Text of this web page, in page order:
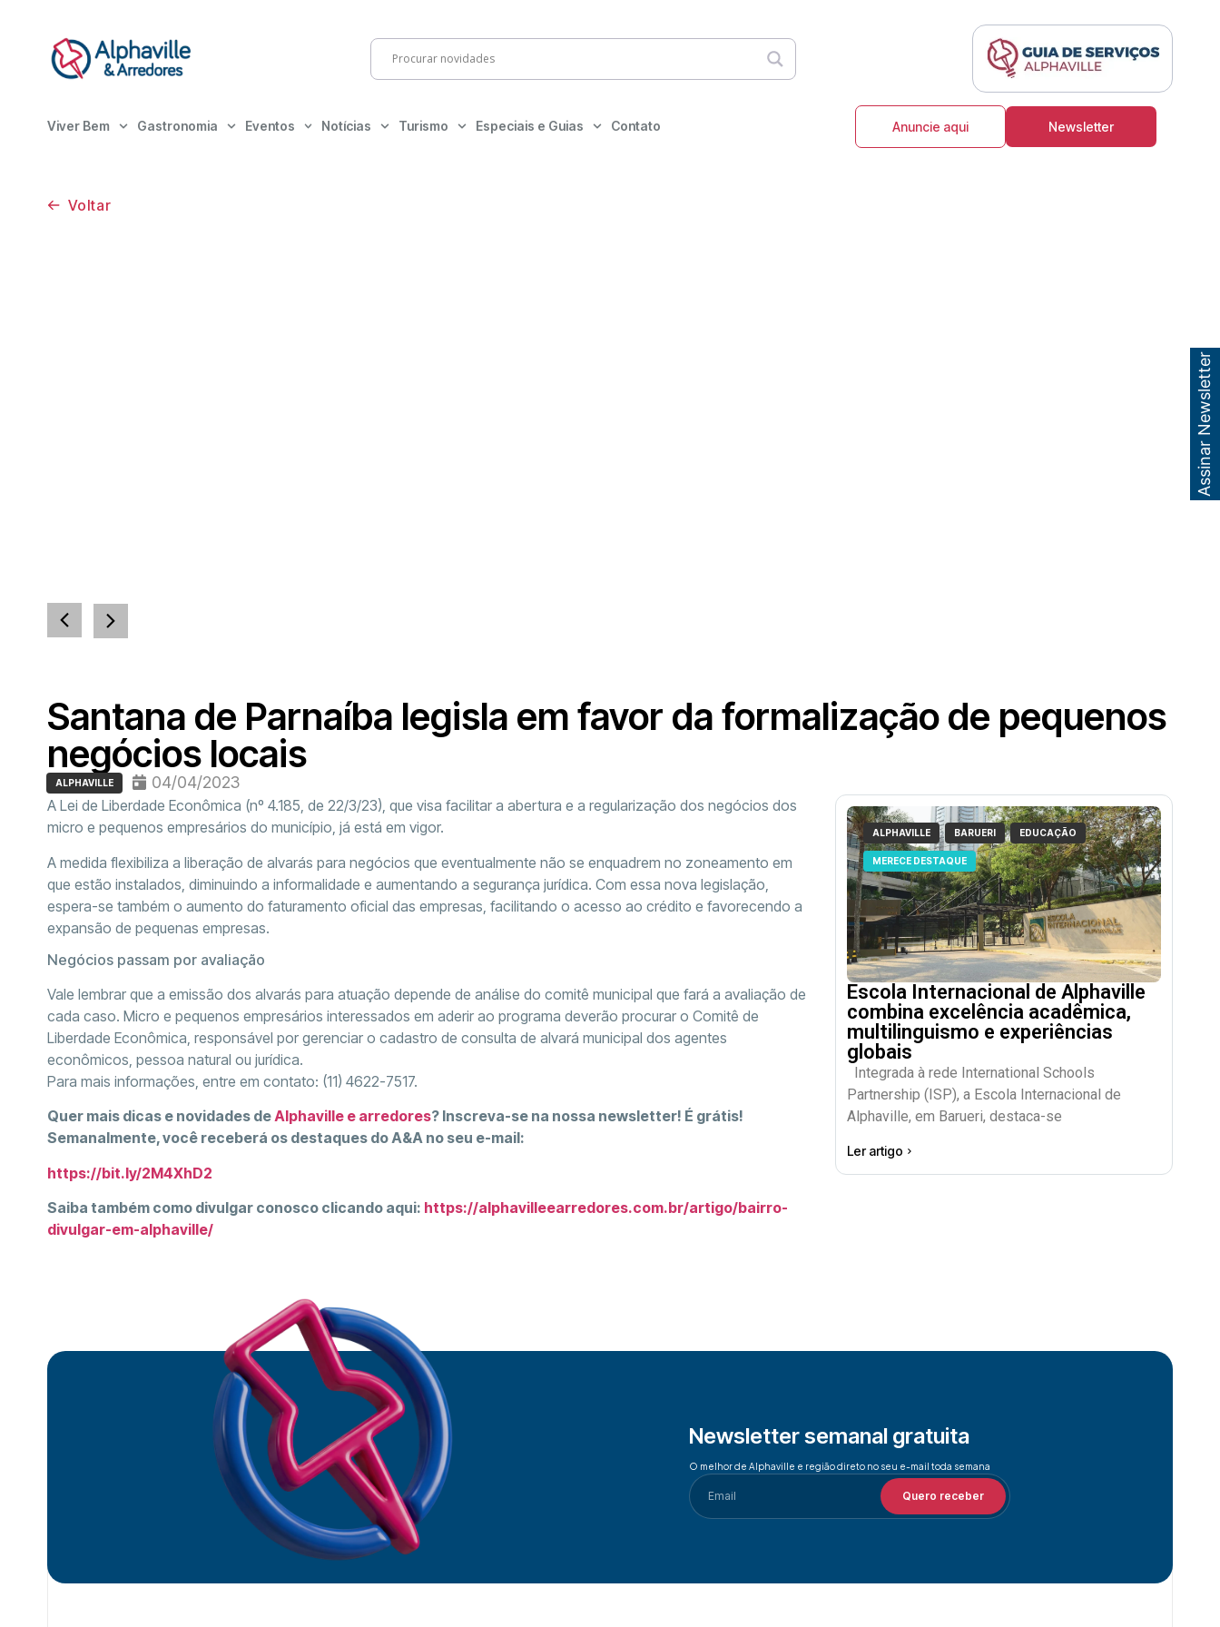
Viver Bem Gastronomia Eventos Notícias Turismo Especiais e Guias Contato Anuncie aqui Newsletter
Voltar
Santana de Parnaíba legisla em favor da formalização de pequenos
negócios locais
ALPHAVILLE 04/04/2023
A Lei de Liberdade Econômica (nº 4.185, de 22/3/23), que visa facilitar a abertura e a regularização dos negócios dos
micro e pequenos empresários do município, já está em vigor.
A medida flexibiliza a liberação de alvarás para negócios que eventualmente não se enquadrem no zoneamento em
que estão instalados, diminuindo a informalidade e aumentando a segurança jurídica. Com essa nova legislação,
espera-se também o aumento do faturamento oficial das empresas, facilitando o acesso ao crédito e favorecendo a
expansão de pequenas empresas.
Negócios passam por avaliação
Vale lembrar que a emissão dos alvarás para atuação depende de análise do comitê municipal que fará a avaliação de
cada caso. Micro e pequenos empresários interessados em aderir ao programa deverão procurar o Comitê de
Liberdade Econômica, responsável por gerenciar o cadastro de consulta de alvará municipal dos agentes
econômicos, pessoa natural ou jurídica.
Para mais informações, entre em contato: (11) 4622-7517.
Quer mais dicas e novidades deAlphaville e arredores? Inscreva-se na nossa newsletter! É grátis!
Semanalmente, você receberá os destaques do A&A no seu e-mail:
https://bit.ly/2M4XhD2
Saiba também como divulgar conosco clicando aqui: https://alphavilleearredores.com.br/artigo/bairro-
divulgar-em-alphaville/
ALPHAVILLE BARUERI EDUCAÇÃO
MERECE DESTAQUE
Escola Internacional de Alphaville
combina excelência acadêmica,
multilinguismo e experiências
globais
Integrada à rede International Schools
Partnership (ISP), a Escola Internacional de
Alphaville, em Barueri, destaca-se
Ler artigo
Newsletter semanal gratuita
O melhor de Alphaville e região direto no seu e-mail toda semana
Quero receber
Assinar Newsletter